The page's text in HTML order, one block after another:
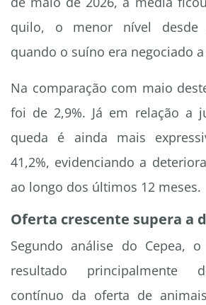
quilo, o menor nível desde
quando o suíno era negociado a
Na comparação com maio
foi de 2,9%. Já em relação a
queda é ainda mais
41,2%, evidenciando a
ao longo dos últimos 12 meses.
Oferta crescente supera a
Segundo análise do Cepea,
resultado principalmente
contínuo da oferta de